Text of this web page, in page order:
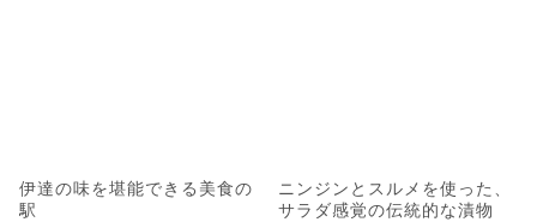
伊達の味を堪能できる美食の
駅
ニンジンとスルメを使った、
サラダ感覚の伝統的な漬物